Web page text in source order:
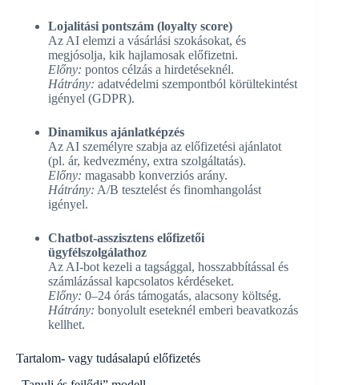
Lojalitási pontszám (loyalty score)
Az AI elemzi a vásárlási szokásokat, és
megjósolja, kik hajlamosak előfizetni.
Előny: pontos célzás a hirdetéseknél.
Hátrány: adatvédelmi szempontból körültekintést
igényel (GDPR).
Dinamikus ajánlatképzés
Az AI személyre szabja az előfizetési ajánlatot
(pl. ár, kedvezmény, extra szolgáltatás).
Előny: magasabb konverziós arány.
Hátrány: A/B tesztelést és finomhangolást
igényel.
Chatbot-asszisztens előfizetői
ügyfélszolgálathoz
Az AI-bot kezeli a tagsággal, hosszabbítással és
számlázással kapcsolatos kérdéseket.
Előny: 0–24 órás támogatás, alacsony költség.
Hátrány: bonyolult eseteknél emberi beavatkozás
kellhet.
Tartalom- vagy tudásalapú előfizetés